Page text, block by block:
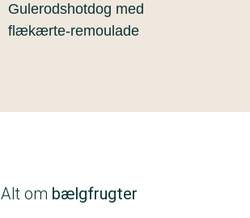
Gulerodshotdog med
flækærte-remoulade
Alt om bælgfrugter